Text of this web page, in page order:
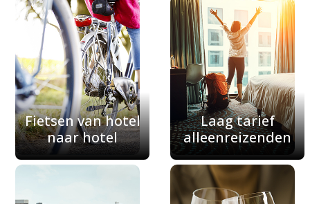
Fietsen van hotel
naar hotel
Laag tarief
alleenreizenden